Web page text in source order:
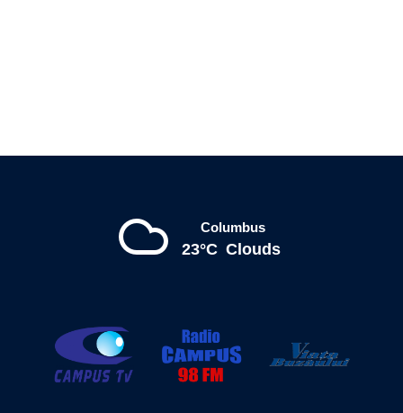
Columbus
23°C Clouds